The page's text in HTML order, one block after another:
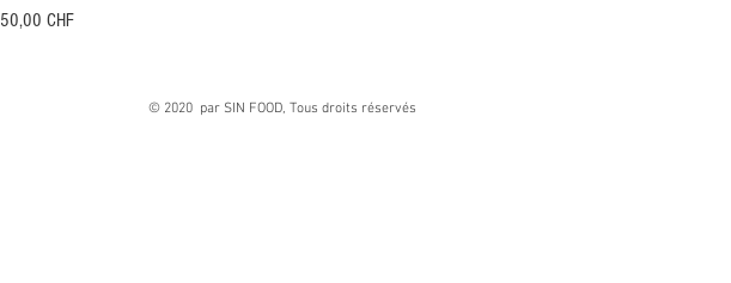
Prix
50,00 CHF
© 2020 par SIN FOOD, Tous droits réservés